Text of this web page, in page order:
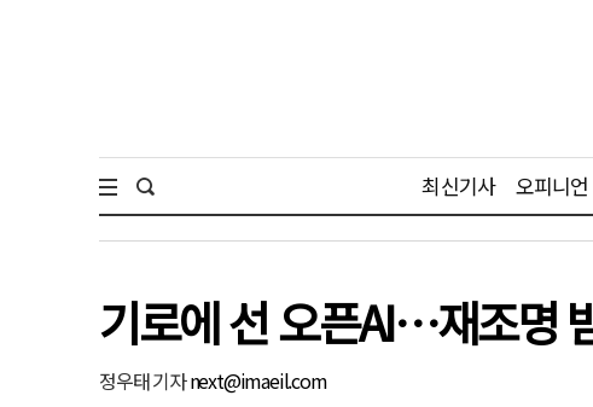
최신기사 오피니언
기로에 선 오픈AI…재조명
정우태 기자next@imaeil.com